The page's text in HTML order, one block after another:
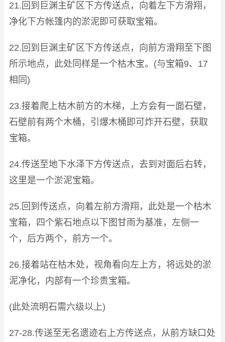
21.回到巨渊主矿区下方传送点，向着左下方滑翔，
净化下方帐篷内的淤泥即可获取宝箱。
22.回到巨渊主矿区下方传送点，向前方滑翔至下图
所示地点，此处同样是一个枯木宝。(与宝箱9、17
相同)
23.接着爬上枯木前方的木梯，上方会有一面石壁，
石壁前有两个木桶，引爆木桶即可炸开石壁，获取
宝箱。
24.传送至地下水泽下方传送点，去到对面后右转，
这里是一个淤泥宝箱。
25.回到传送点，向着左前方滑翔，此处是一个枯木
宝箱，四个紫石地点以下图甘雨为基准，左侧一
个，后方两个，前方一个。
26.接着站在枯木处，视角看向左上方，将远处的淤
泥净化，内部有一个珍贵宝箱。
(此处流明石需六级以上)
27-28.传送至无名遗迹右上方传送点，从前方缺口处